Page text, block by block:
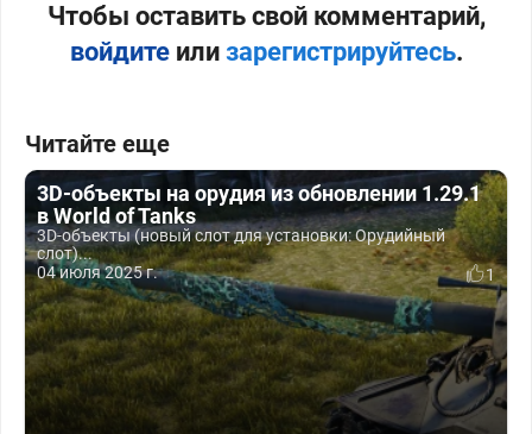
Чтобы оставить свой комментарий,
войдитеили зарегистрируйтесь.
Читайте еще
3D-объекты на орудия из обновлении 1.29.1
в World of Tanks
3D-объекты (новый слот для установки: Орудийный
слот)...
04 июля 2025 г.
1